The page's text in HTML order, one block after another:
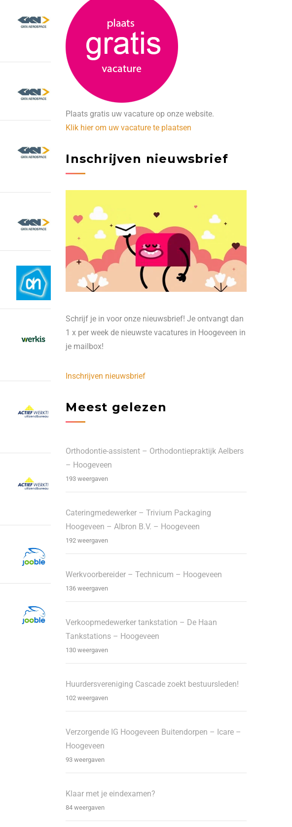
Plaats gratis uw vacature op onze website.
Klik hier om uw vacature te plaatsen
Inschrijven nieuwsbrief
Schrijf je in voor onze nieuwsbrief! Je ontvangt dan
1 x per week de nieuwste vacatures in Hoogeveen in
je mailbox!
Inschrijven nieuwsbrief
Meest gelezen
Orthodontie-assistent – Orthodontiepraktijk Aelbers
– Hoogeveen
193 weergaven
Cateringmedewerker – Trivium Packaging
Hoogeveen – Albron B.V. – Hoogeveen
192 weergaven
Werkvoorbereider – Technicum – Hoogeveen
136 weergaven
Verkoopmedewerker tankstation – De Haan
Tankstations – Hoogeveen
130 weergaven
Huurdersvereniging Cascade zoekt bestuursleden!
102 weergaven
Verzorgende IG Hoogeveen Buitendorpen – Icare –
Hoogeveen
93 weergaven
Klaar met je eindexamen?
84 weergaven